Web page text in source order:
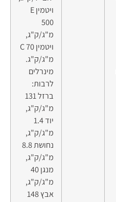
ויטמין E
500
מ"ג/ק"ג,
ויטמין C 70
מ"ג/ק"ג.
מינרלים
לרבות:
ברזל 131
מ"ג/ק"ג,
יוד 1.4
מ"ג/ק"ג,
נחושת 8.8
מ"ג/ק"ג,
מנגן 40
מ"ג/ק"ג,
אבץ 148